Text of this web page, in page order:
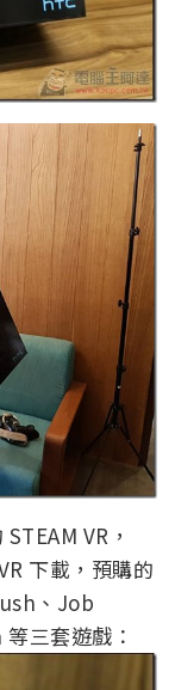
VR，
下載，預購的
、Job
三套遊戲：